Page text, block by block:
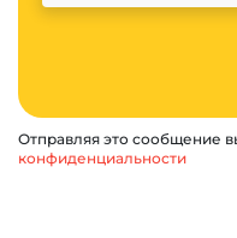
Отправляя это сообщение
конфиденциальности